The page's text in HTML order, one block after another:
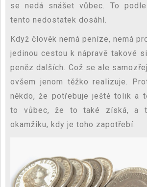
se nedá snášet vůbec. To
tento nedostatek dosáhl.
Když člověk nemá peníze, nemá
jedinou cestou k nápravě takové
peněz dalších. Což se ale
ovšem jenom těžko realizuje.
někdo, že potřebuje ještě tolik a
to vůbec, že to také získá, a
okamžiku, kdy je toho zapotřebí.